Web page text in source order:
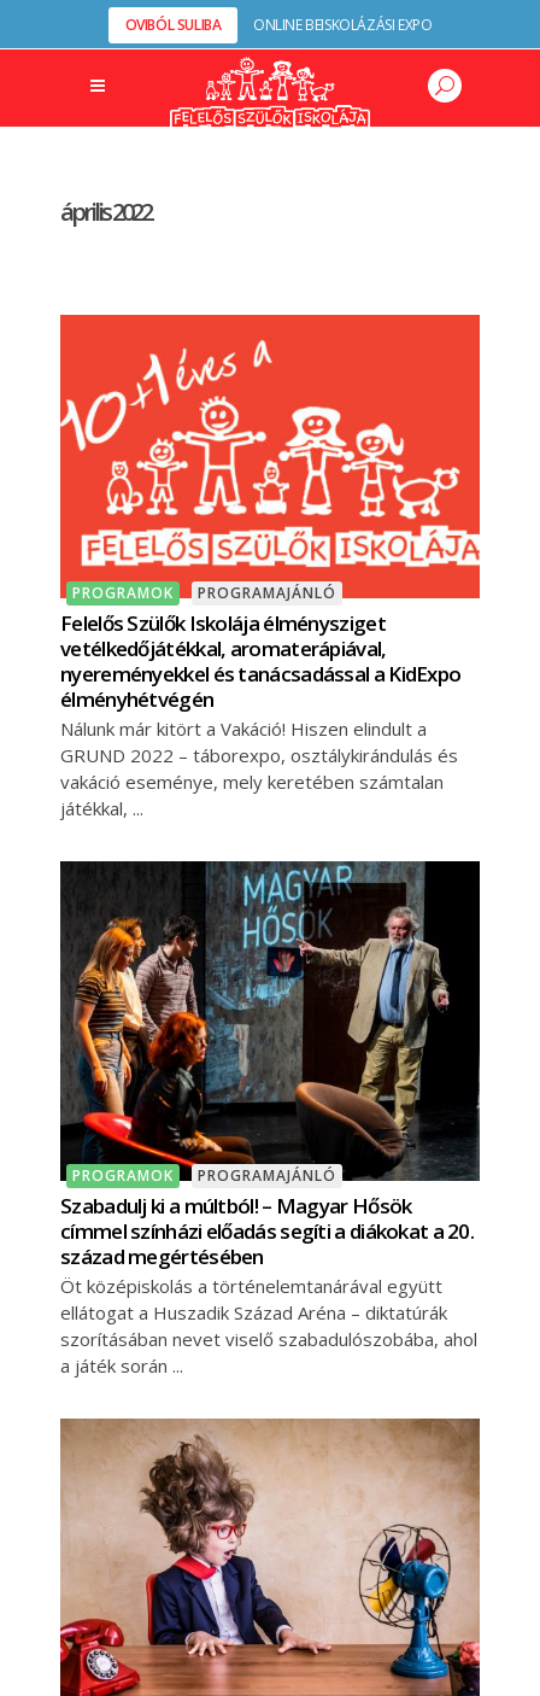
OVIBÓL SULIBA ONLINE BEISKOLÁZÁSI EXPO
április 2022
PROGRAMOK PROGRAMAJÁNLÓ
Felelős Szülők Iskolája élménysziget
vetélkedőjátékkal, aromaterápiával,
nyereményekkel és tanácsadással a KidExpo
élményhétvégén
Nálunk már kitört a Vakáció! Hiszen elindult a
GRUND 2022 – táborexpo, osztálykirándulás és
vakáció eseménye, mely keretében számtalan
játékkal,
PROGRAMOK PROGRAMAJÁNLÓ
Szabadulj ki a múltból! – Magyar Hősök
címmel színházi előadás segíti a diákokat a 20.
század megértésében
Öt középiskolás a történelemtanárával együtt
ellátogat a Huszadik Század Aréna – diktatúrák
szorításában nevet viselő szabadulószobába, ahol
a játék során